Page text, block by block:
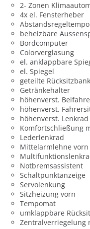
2- Zonen
4x el. Fensterheber
beheizbare
Bordcomputer
Colorverglasung
el. anklappbare
el. Spiegel
geteilte Rücksitzbank
Getränkehalter
höhenverst.
höhenverst.
höhenverst. Lenkrad
Komfortschließung
Lederlenkrad
Mittelarmlehne vorn
Notbremsassistent
Schaltpunktanzeige
Servolenkung
Sitzheizung vorn
Tempomat
umklappbare
Zentralverriegelung